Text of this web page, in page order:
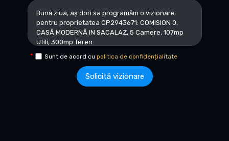
Sunt de acord cu politica de confidențialitate
Solicită vizionare